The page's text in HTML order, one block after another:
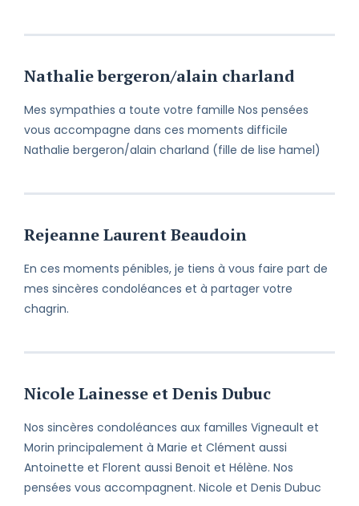
Nathalie bergeron/alain charland
Mes sympathies a toute votre famille Nos pensées
vous accompagne dans ces moments difficile
Nathalie bergeron/alain charland (fille de lise hamel)
Rejeanne Laurent Beaudoin
En ces moments pénibles, je tiens à vous faire part de
mes sincères condoléances et à partager votre
chagrin.
Nicole Lainesse et Denis Dubuc
Nos sincères condoléances aux familles Vigneault et
Morin principalement à Marie et Clément aussi
Antoinette et Florent aussi Benoit et Hélène. Nos
pensées vous accompagnent. Nicole et Denis Dubuc